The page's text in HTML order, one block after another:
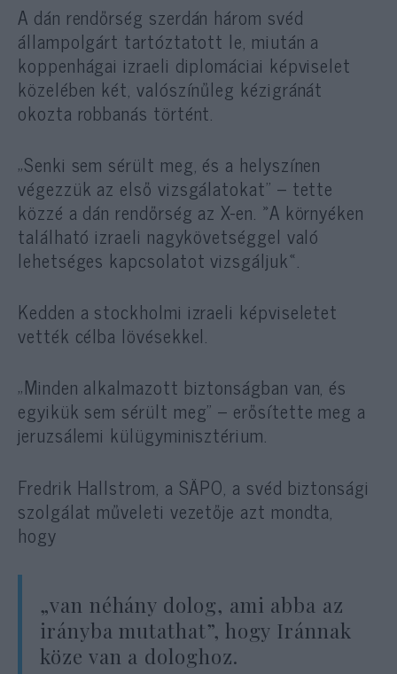
A dán rendőrség szerdán három svéd
állampolgárt tartóztatott le, miután a
koppenhágai izraeli diplomáciai képviselet
közelében két, valószínűleg kézigránát
okozta robbanás történt.
„Senki sem sérült meg, és a helyszínen
végezzük az első vizsgálatokat” – tette
közzé a dán rendőrség az X-en. »A környéken
található izraeli nagykövetséggel való
lehetséges kapcsolatot vizsgáljuk«.
Kedden a stockholmi izraeli képviseletet
vették célba lövésekkel.
„Minden alkalmazott biztonságban van, és
egyikük sem sérült meg” – erősítette meg a
jeruzsálemi külügyminisztérium.
Fredrik Hallstrom, a SÄPO, a svéd biztonsági
szolgálat műveleti vezetője azt mondta,
hogy
„van néhány dolog, ami abba az
irányba mutathat”, hogy Iránnak
köze van a dologhoz.